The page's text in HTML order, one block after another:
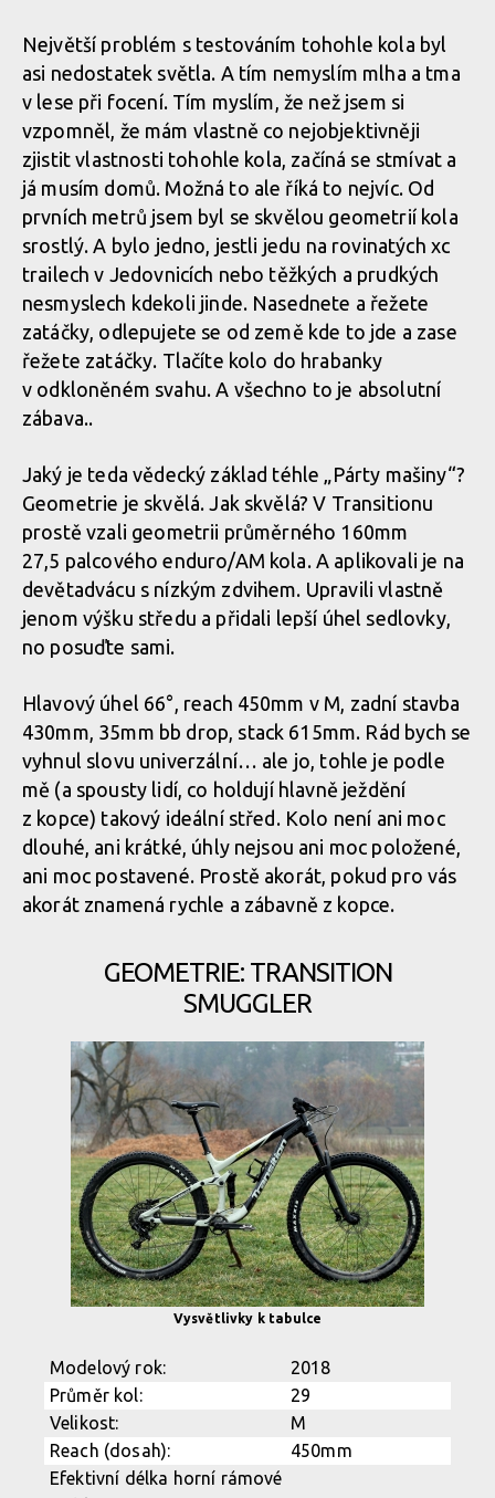
Největší problém s testováním tohohle kola byl
asi nedostatek světla. A tím nemyslím mlha a tma
v lese při focení. Tím myslím, že než jsem si
vzpomněl, že mám vlastně co nejobjektivněji
zjistit vlastnosti tohohle kola, začíná se stmívat a
já musím domů. Možná to ale říká to nejvíc. Od
prvních metrů jsem byl se skvělou geometrií kola
srostlý. A bylo jedno, jestli jedu na rovinatých xc
trailech v Jedovnicích nebo těžkých a prudkých
nesmyslech kdekoli jinde. Nasednete a řežete
zatáčky, odlepujete se od země kde to jde a zase
řežete zatáčky. Tlačíte kolo do hrabanky
v odkloněném svahu. A všechno to je absolutní
zábava..
Jaký je teda vědecký základ téhle „Párty mašiny“?
Geometrie je skvělá. Jak skvělá? V Transitionu
prostě vzali geometrii průměrného 160mm
27,5 palcového enduro/AM kola. A aplikovali je na
devětadvácu s nízkým zdvihem. Upravili vlastně
jenom výšku středu a přidali lepší úhel sedlovky,
no posuďte sami.
Hlavový úhel 66°, reach 450mm v M, zadní stavba
430mm, 35mm bb drop, stack 615mm. Rád bych se
vyhnul slovu univerzální… ale jo, tohle je podle
mě (a spousty lidí, co holdují hlavně ježdění
z kopce) takový ideální střed. Kolo není ani moc
dlouhé, ani krátké, úhly nejsou ani moc položené,
ani moc postavené. Prostě akorát, pokud pro vás
akorát znamená rychle a zábavně z kopce.